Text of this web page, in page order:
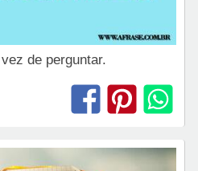
de perguntar.